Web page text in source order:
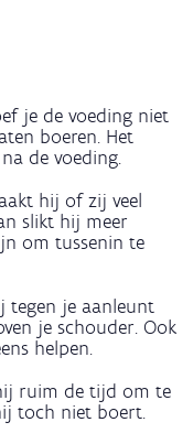
je de voeding niet
boeren. Het
de voeding.
hij of zij veel
slikt hij meer
om tussenin te
tegen je aanleunt
je schouder. Ook
helpen.
ruim de tijd om te
toch niet boert.